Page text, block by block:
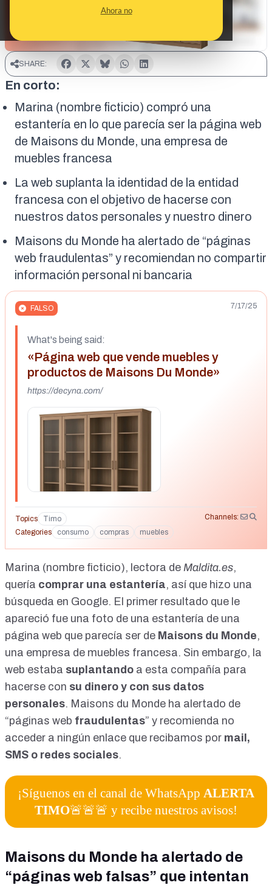
Ahora no
SHARE:
En corto:
Marina (nombre ficticio) compró una
estantería en lo que parecía ser la página web
de Maisons du Monde, una empresa de
muebles francesa
La web suplanta la identidad de la entidad
francesa con el objetivo de hacerse con
nuestros datos personales y nuestro dinero
Maisons du Monde ha alertado de “páginas
web fraudulentas” y recomiendan no compartir
información personal ni bancaria
FALSO 7/17/25
What's being said:
«Página web que vende muebles y
productos de Maisons Du Monde»
https://decyna.com/
Topics Timo
Channels:
Categories
consumo compras muebles
Marina (nombre ficticio), lectora de Maldita.es,
quería comprar una estantería, así que hizo una
búsqueda en Google. El primer resultado que le
apareció fue una foto de una estantería de una
página web que parecía ser de Maisons du Monde,
una empresa de muebles francesa. Sin embargo, la
web estaba suplantando a esta compañía para
hacerse con su dinero y con sus datos
personales. Maisons du Monde ha alertado de
“páginas web fraudulentas” y recomienda no
acceder a ningún enlace que recibamos por mail,
SMS o redes sociales.
¡Síguenos en el canal de WhatsApp ALERTA
TIMO🚨🚨🚨 y recibe nuestros avisos!
Maisons du Monde ha alertado de
“páginas web falsas” que intentan